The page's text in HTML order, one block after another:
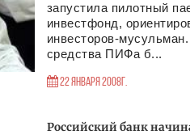
запустила пилотный
инвестфонд,
инвесторов-
средства ПИФа б...
22 Января 2008г.
Российский банк